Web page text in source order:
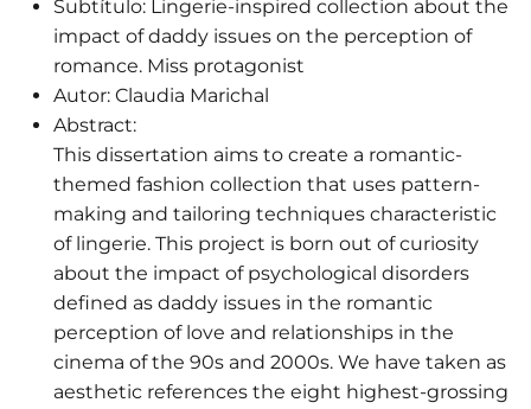
Subtítulo: Lingerie-inspired collection about the
impact of daddy issues on the perception of
romance. Miss protagonist
Autor: Claudia Marichal
Abstract:
This dissertation aims to create a romantic-
themed fashion collection that uses pattern-
making and tailoring techniques characteristic
of lingerie. This project is born out of curiosity
about the impact of psychological disorders
defined as daddy issues in the romantic
perception of love and relationships in the
cinema of the 90s and 2000s. We have taken as
aesthetic references the eight highest-grossing